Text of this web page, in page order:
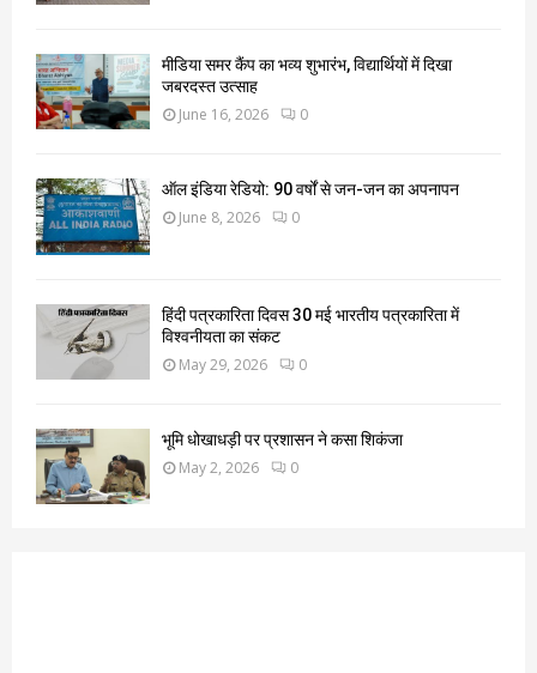
मीडिया समर कैंप का भव्य शुभारंभ, विद्यार्थियों में दिखा
जबरदस्त उत्साह
June 16, 2026 0
ऑल इंडिया रेडियो: 90 वर्षों से जन-जन का अपनापन
June 8, 2026 0
हिंदी पत्रकारिता दिवस 30 मई भारतीय पत्रकारिता में
विश्वनीयता का संकट
May 29, 2026 0
भूमि धोखाधड़ी पर प्रशासन ने कसा शिकंजा
May 2, 2026 0